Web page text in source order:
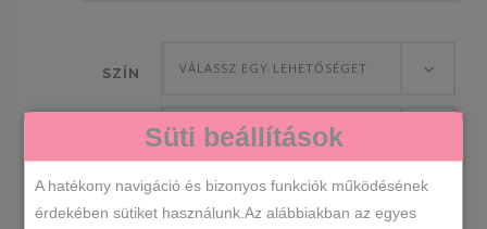
SZÍN VÁLASSZ EGY LEHETŐSÉGET
A CIPŐK
VÁLASSZ EGY LEHETŐSÉGET
Süti beállítások
A hatékony navigáció és bizonyos funkciók működésének
érdekében sütiket használunk.Az alábbiakban az egyes